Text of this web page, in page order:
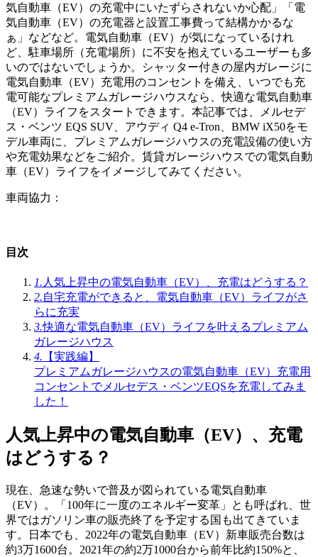
気自動車（EV）の充電中にいたずらされないか心配」「電
気自動車（EV）の充電器と設置工事費って結構かかるな
ぁ」などなど。電気自動車（EV）が気になっているけれ
ど、駐車場所（充電場所）に不安を抱えているユーザーも多
いのではないでしょうか。シャッター付きの屋内ガレージに
電気自動車（EV）充電用のコンセントを備え、いつでも充
電可能なプレミアムガレージハウスなら、快適な電気自動車
（EV）ライフをスタートできます。本記事では、メルセデ
ス・ベンツ EQS SUV、アウディ Q4 e-Tron、BMW iX50をモ
デル車両に、プレミアムガレージハウスの充電設備の使い方
や充電効果などをご紹介。賃貸ガレージハウスでの電気自動
車（EV）ライフをイメージしてみてください。
車両協力：
目次
1. 人気上昇中の電気自動車（EV）、充電はどうする？
2.自宅充電ができると、電気自動車（EV）ライフがさ
らに充実
3.快適な電気自動車（EV）ライフを叶えるプレミアム
ガレージハウス
4. 【実践編】
プレミアムガレージハウスの電気自動車（EV）充電用
コンセントでメルセデス・ベンツEQSを充電してみま
した！
人気上昇中の電気自動車（EV）、充電
はどうする？
現在、急速な勢いで普及が図られている電気自動車
（EV）。「100年に一度のエネルギー変革」とも呼ばれ、世
界ではガソリン車の販売終了を予定する国も出てきていま
す。日本でも、2022年の電気自動車（EV）新車販売台数は
約3万1600台。2021年の約2万1000台から前年比約150%と、